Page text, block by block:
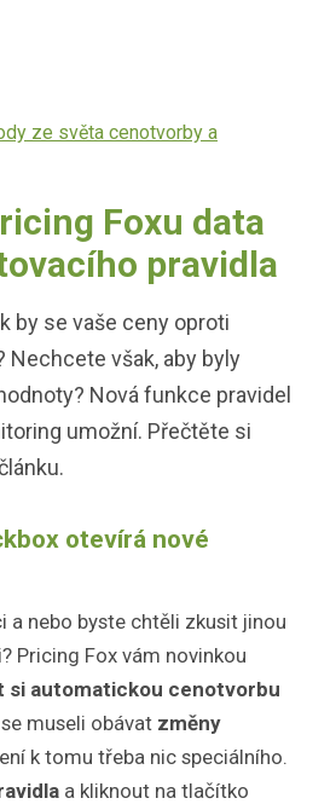
ze světa cenotvorby a
Foxu data
pravidla
by se vaše ceny oproti
Nechcete však, aby byly
Nová funkce pravidel
umožní. Přečtěte si
otevírá nové
a nebo byste chtěli zkusit jinou
Pricing Fox vám novinkou
si automatickou cenotvorbu
museli obávat změny
k tomu třeba nic speciálního.
a kliknout na tlačítko